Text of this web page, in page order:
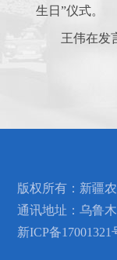
生日”仪式。
王伟在发
版权所有： 新疆
通讯地址： 乌鲁
新ICP备